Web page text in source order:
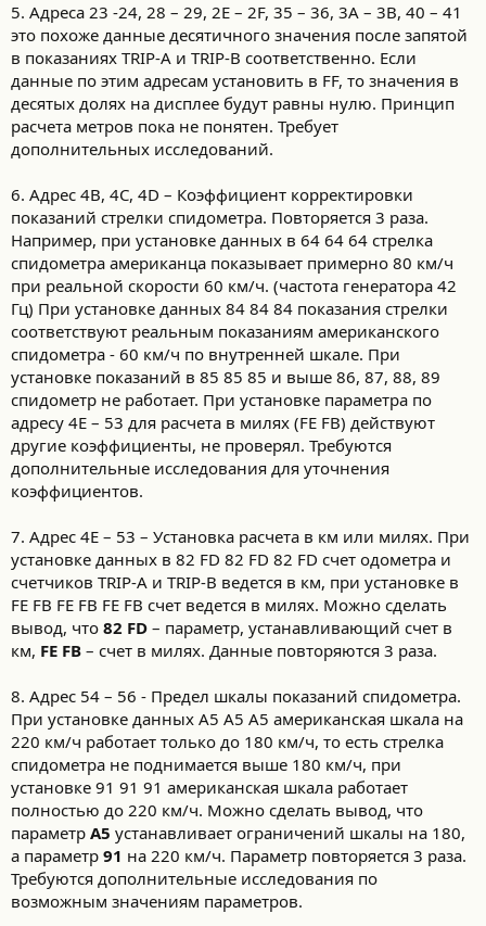
5. Адреса 23 -24, 28 – 29, 2E – 2F, 35 – 36, 3A – 3B, 40 – 41
это похоже данные десятичного значения после запятой
в показаниях TRIP-A и TRIP-B соответственно. Если
данные по этим адресам установить в FF, то значения в
десятых долях на дисплее будут равны нулю. Принцип
расчета метров пока не понятен. Требует
дополнительных исследований.
6. Адрес 4B, 4C, 4D – Коэффициент корректировки
показаний стрелки спидометра. Повторяется 3 раза.
Например, при установке данных в 64 64 64 стрелка
спидометра американца показывает примерно 80 км/ч
при реальной скорости 60 км/ч. (частота генератора 42
Гц) При установке данных 84 84 84 показания стрелки
соответствуют реальным показаниям американского
спидометра - 60 км/ч по внутренней шкале. При
установке показаний в 85 85 85 и выше 86, 87, 88, 89
спидометр не работает. При установке параметра по
адресу 4E – 53 для расчета в милях (FE FB) действуют
другие коэффициенты, не проверял. Требуются
дополнительные исследования для уточнения
коэффициентов.
7. Адрес 4E – 53 – Установка расчета в км или милях. При
установке данных в 82 FD 82 FD 82 FD счет одометра и
счетчиков TRIP-A и TRIP-B ведется в км, при установке в
FE FB FE FB FE FB счет ведется в милях. Можно сделать
вывод, что 82 FD – параметр, устанавливающий счет в
км, FE FB – счет в милях. Данные повторяются 3 раза.
8. Адрес 54 – 56 - Предел шкалы показаний спидометра.
При установке данных A5 A5 A5 американская шкала на
220 км/ч работает только до 180 км/ч, то есть стрелка
спидометра не поднимается выше 180 км/ч, при
установке 91 91 91 американская шкала работает
полностью до 220 км/ч. Можно сделать вывод, что
параметр A5 устанавливает ограничений шкалы на 180,
а параметр 91 на 220 км/ч. Параметр повторяется 3 раза.
Требуются дополнительные исследования по
возможным значениям параметров.